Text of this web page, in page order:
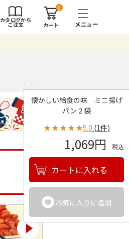
カタログから
ご注文
0
カート
懐かしい給食の味 ミニ揚げ
パン２袋
★★★★★5.0 (1件)
1,069円 税込
カートに入れる
お気に入りに追加